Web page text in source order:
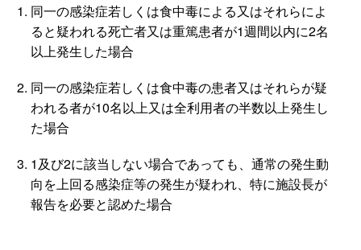
同一の感染症若しくは食中毒による又はそれらによ
ると疑われる死亡者又は重篤患者が1週間以内に2名
以上発生した場合
同一の感染症若しくは食中毒の患者又はそれらが疑
われる者が10名以上又は全利用者の半数以上発生し
た場合
1及び2に該当しない場合であっても、通常の発生動
向を上回る感染症等の発生が疑われ、特に施設長が
報告を必要と認めた場合